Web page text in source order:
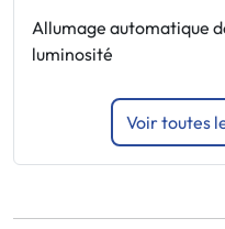
Allumage automatique
luminosité
Voir toutes